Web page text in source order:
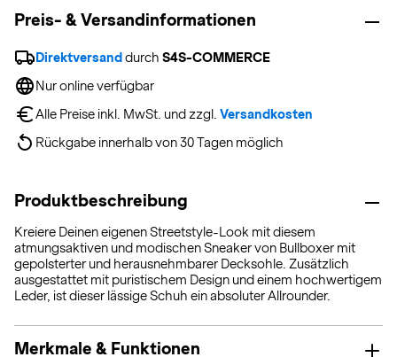
Preis- & Versandinformationen
Direktversand durch S4S-COMMERCE
Nur online verfügbar
Alle Preise inkl. MwSt. und zzgl. Versandkosten
Rückgabe innerhalb von 30 Tagen möglich
Produktbeschreibung
Kreiere Deinen eigenen Streetstyle-Look mit diesem
atmungsaktiven und modischen Sneaker von Bullboxer mit
gepolsterter und herausnehmbarer Decksohle. Zusätzlich
ausgestattet mit puristischem Design und einem hochwertigem
Leder, ist dieser lässige Schuh ein absoluter Allrounder.
Merkmale & Funktionen